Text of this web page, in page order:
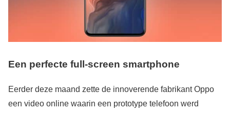
Een perfecte full-screen smartphone
Eerder deze maand zette de innoverende fabrikant Oppo
een video online waarin een prototype telefoon werd